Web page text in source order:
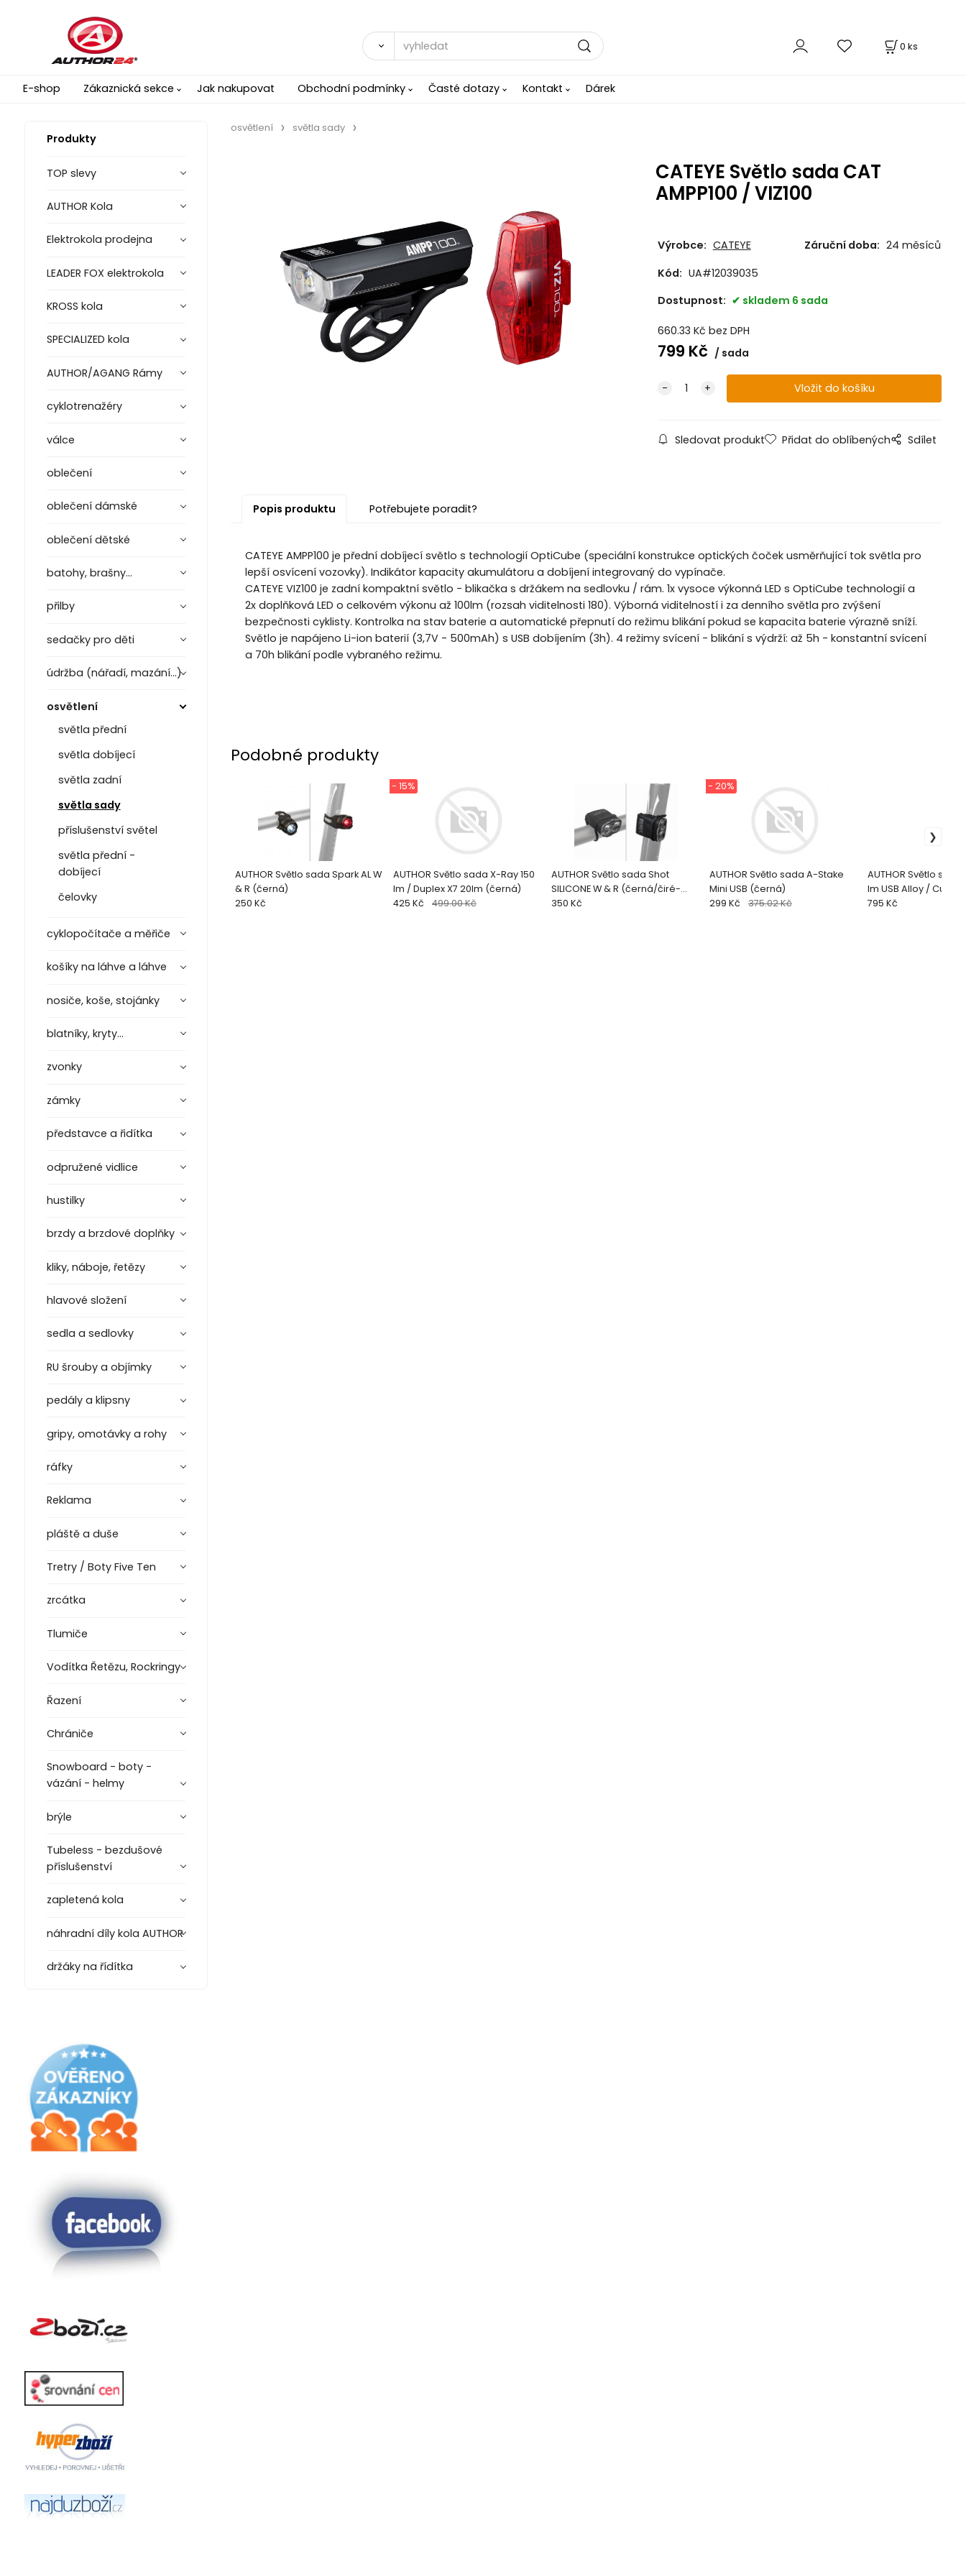
0 ks
E-shop Zákaznická sekce Jak nakupovat Obchodní podmínky Časté dotazy Kontakt Dárek
Produkty
TOP slevy
AUTHOR Kola
Elektrokola prodejna
LEADER FOX elektrokola
KROSS kola
SPECIALIZED kola
AUTHOR/AGANG Rámy
cyklotrenažéry
válce
oblečení
oblečení dámské
oblečení dětské
batohy, brašny...
přilby
sedačky pro děti
údržba (nářadí, mazání...)
osvětlení
světla přední
světla dobíjecí
světla zadní
světla sady
příslušenství světel
světla přední -
dobíjecí
čelovky
cyklopočítače a měřiče
košíky na láhve a láhve
nosiče, koše, stojánky
blatníky, kryty...
zvonky
zámky
představce a řidítka
odpružené vidlice
hustilky
brzdy a brzdové doplňky
kliky, náboje, řetězy
hlavové složení
sedla a sedlovky
RU šrouby a objímky
pedály a klipsny
gripy, omotávky a rohy
ráfky
Reklama
pláště a duše
Tretry / Boty Five Ten
zrcátka
Tlumiče
Vodítka Řetězu, Rockringy
Řazení
Chrániče
Snowboard - boty -
vázání - helmy
brýle
Tubeless - bezdušové
příslušenství
zapletená kola
náhradní díly kola AUTHOR
držáky na řídítka
osvětlení světla sady
CATEYE Světlo sada CAT
AMPP100 / VIZ100
Výrobce: CATEYE Záruční doba: 24 měsíců
Kód: UA#12039035
Dostupnost:
skladem 6 sada
660.33 Kč bez DPH
799 Kč sada
Sledovat produkt Přidat do oblíbených Sdílet
Popis produktu Potřebujete poradit?
CATEYE AMPP100 je přední dobíjecí světlo s technologií OptiCube (speciální konstrukce optických čoček usměrňující tok světla pro
lepší osvícení vozovky). Indikátor kapacity akumulátoru a dobíjení integrovaný do vypínače.
CATEYE VIZ100 je zadní kompaktní světlo - blikačka s držákem na sedlovku / rám. 1x vysoce výkonná LED s OptiCube technologií a
2x doplňková LED o celkovém výkonu až 100lm (rozsah viditelnosti 180). Výborná viditelností i za denního světla pro zvýšení
bezpečnosti cyklisty. Kontrolka na stav baterie a automatické přepnutí do režimu blikání pokud se kapacita baterie výrazně sníží.
Světlo je napájeno Li-ion baterií (3,7V - 500mAh) s USB dobíjením (3h). 4 režimy svícení - blikání s výdrží: až 5h - konstantní svícení
a 70h blikání podle vybraného režimu.
Podobné produkty
AUTHOR Světlo sada Spark AL W
& R (černá)
250 Kč
AUTHOR Světlo sada X-Ray 150
lm / Duplex X7 20lm (černá)
- 15%
425 Kč 499.00 Kč
AUTHOR Světlo sada Shot
SILICONE W & R (černá/čiré-
sklo)
350 Kč
AUTHOR Světlo sada A-Stake
Mini USB (černá)
- 20%
299 Kč 375.02 Kč
AUTHOR Světlo sada
lm USB Alloy / Cubus
795 Kč